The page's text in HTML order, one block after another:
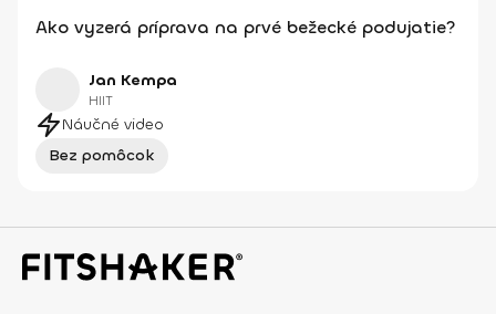
Ako vyzerá príprava na prvé bežecké podujatie?
Jan Kempa
HIIT
Náučné video
Bez pomôcok